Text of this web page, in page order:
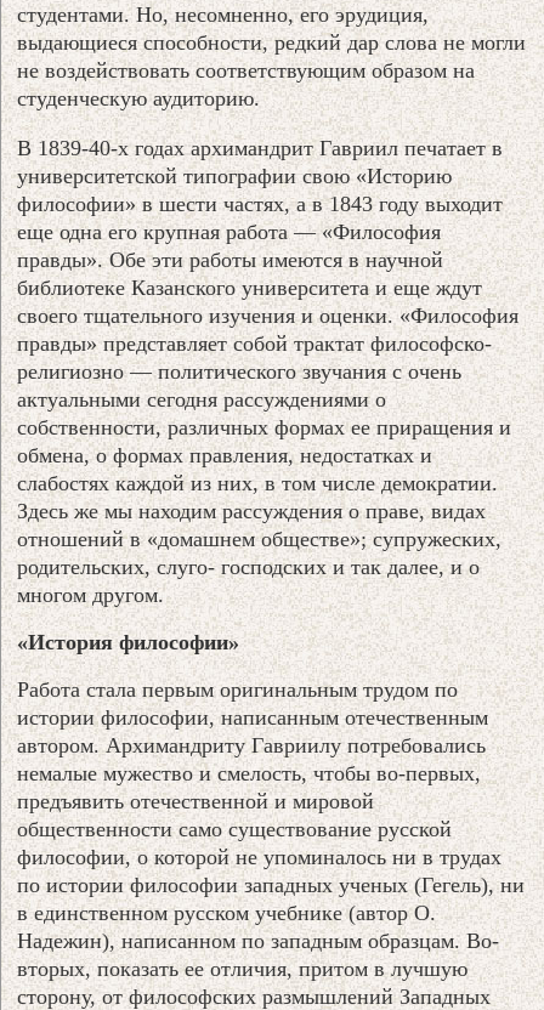
студентами. Но, несомненно, его эрудиция,
выдающиеся способности, редкий дар слова не могли
не воздействовать соответствующим образом на
студенческую аудиторию.
В 1839-40-х годах архимандрит Гавриил печатает в
университетской типографии свою «Историю
философии» в шести частях, а в 1843 году выходит
еще одна его крупная работа — «Философия
правды». Обе эти работы имеются в научной
библиотеке Казанского университета и еще ждут
своего тщательного изучения и оценки. «Философия
правды» представляет собой трактат философско-
религиозно — политического звучания с очень
актуальными сегодня рассуждениями о
собственности, различных формах ее приращения и
обмена, о формах правления, недостатках и
слабостях каждой из них, в том числе демократии.
Здесь же мы находим рассуждения о праве, видах
отношений в «домашнем обществе»; супружеских,
родительских, слуго- господских и так далее, и о
многом другом.
«История философии»
Работа стала первым оригинальным трудом по
истории философии, написанным отечественным
автором. Архимандриту Гавриилу потребовались
немалые мужество и смелость, чтобы во-первых,
предъявить отечественной и мировой
общественности само существование русской
философии, о которой не упоминалось ни в трудах
по истории философии западных ученых (Гегель), ни
в единственном русском учебнике (автор О.
Надежин), написанном по западным образцам. Во-
вторых, показать ее отличия, притом в лучшую
сторону, от философских размышлений Западных